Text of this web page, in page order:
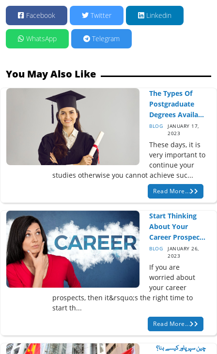
Facebook Twitter Linkedin
WhatsApp Telegram
You May Also Like
The Types Of
Postgraduate
Degrees Availa...
BLOG
JANUARY 17,
2023
These days, it is
very important to
continue your
studies otherwise you cannot achieve suc...
Read More...
Start Thinking
About Your
Career Prospec...
BLOG
JANUARY 26,
2023
If you are
worried about
your career
prospects, then it&rsquo;s the right time to
start th...
Read More...
چین سپر پاور کیسے بنا؟